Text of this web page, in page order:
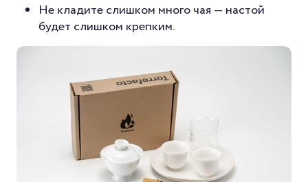
Не кладите слишком много чая — настой
будет слишком крепким.